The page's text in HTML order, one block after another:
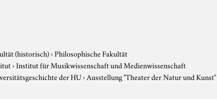
(historisch)›Philosophische Fakultät
›Institut für Musikwissenschaft und Medienwissenschaft
der HU›Ausstellung "Theater der Natur und Kunst"